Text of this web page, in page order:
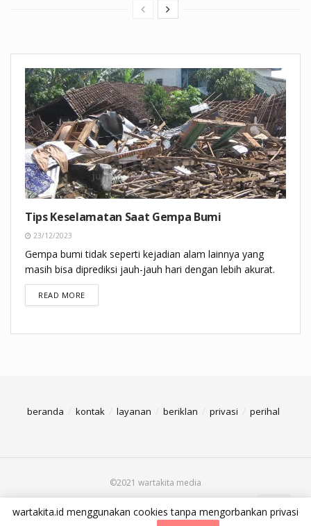
Tips Keselamatan Saat Gempa Bumi
23/12/2023
Gempa bumi tidak seperti kejadian alam lainnya yang
masih bisa diprediksi jauh-jauh hari dengan lebih akurat.
READ MOREDETAILS
beranda kontak layanan beriklan privasi perihal
©2021 wartakita media
wartakita.id menggunakan cookies tanpa mengorbankan privasi